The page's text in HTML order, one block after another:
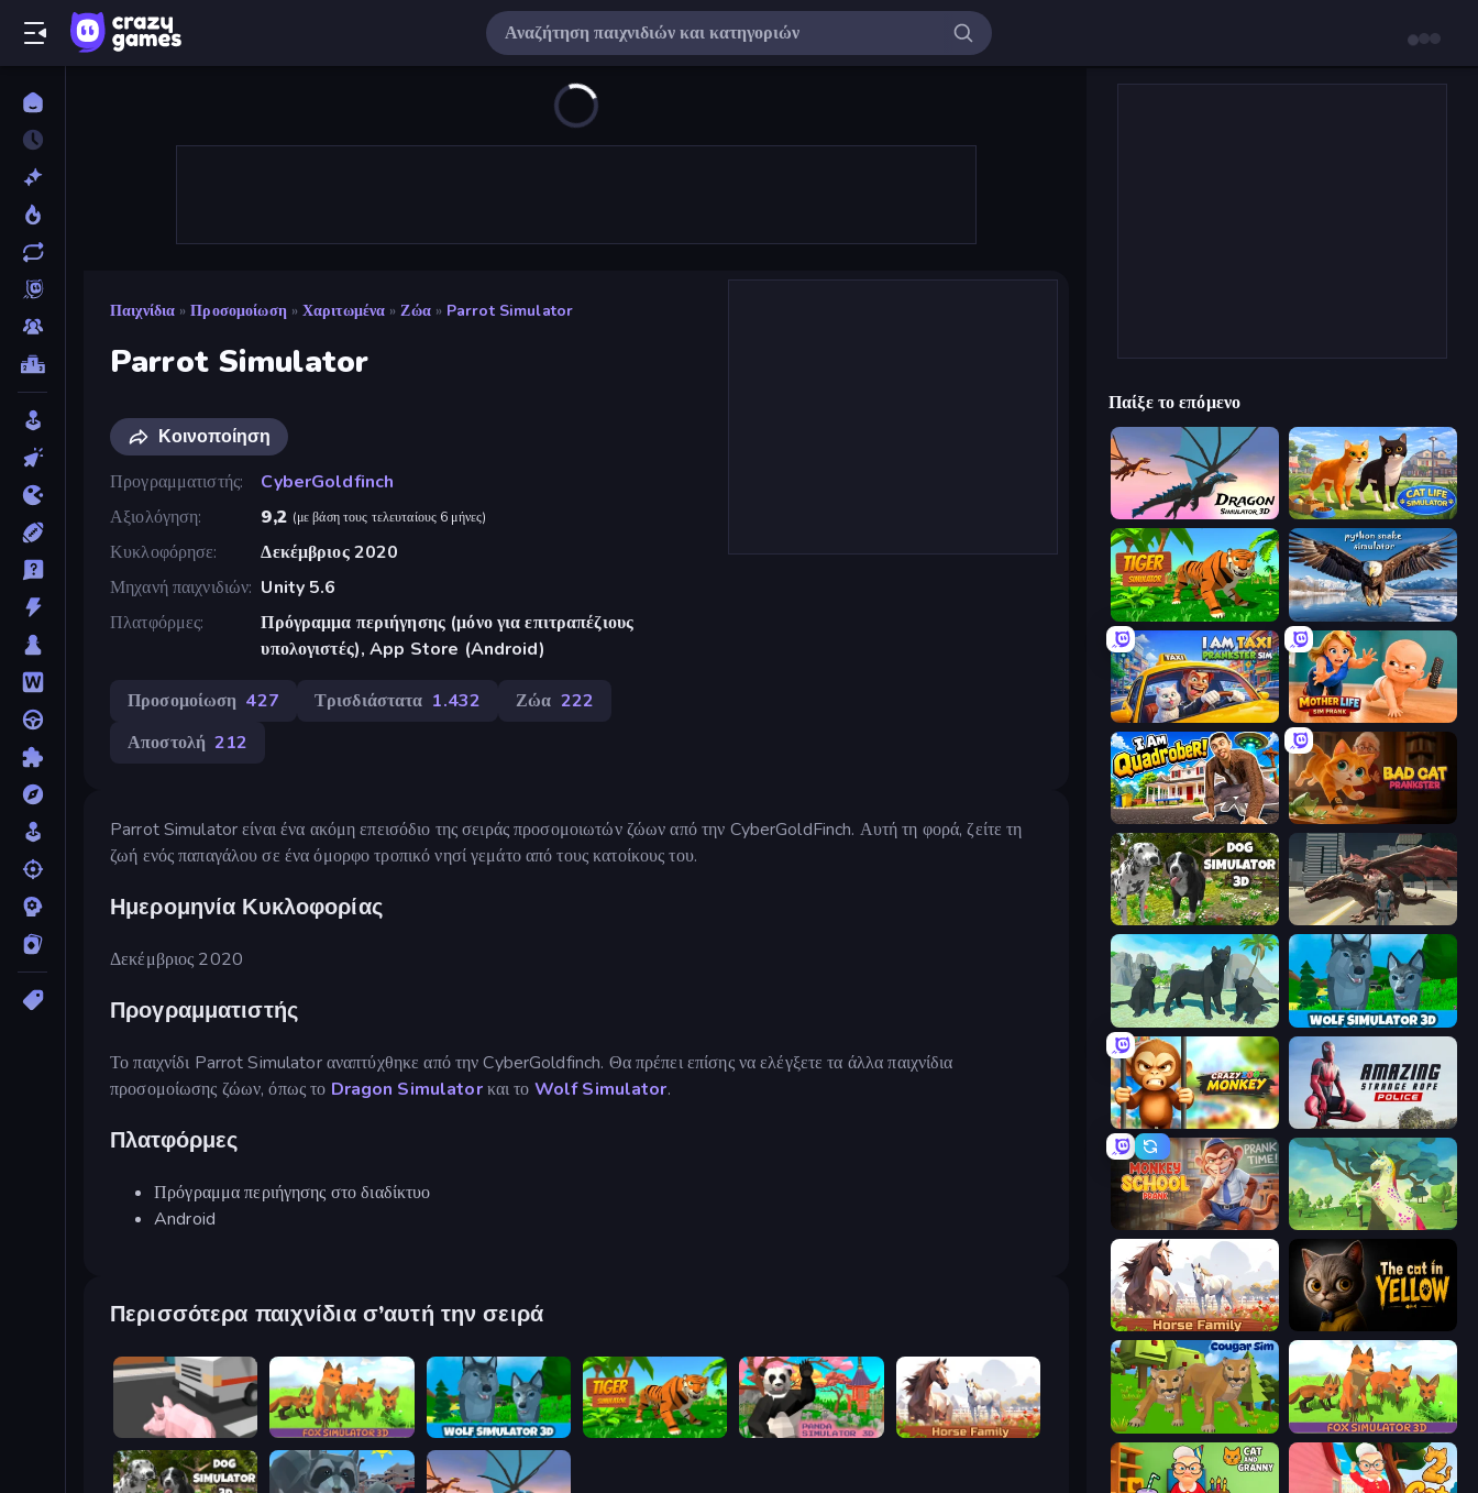
Παιχνίδια » Προσομοίωση » Χαριτωμένα » Ζώα » Parrot Simulator
Parrot Simulator
Κοινοποίηση
Προγραμματιστής
CyberGoldfinch
Αξιολόγηση
9,2 (με βάση τους τελευταίους 6 μήνες)
Κυκλοφόρησε
Δεκέμβριος 2020
Μηχανή παιχνιδιών Unity 5.6
Πλατφόρμες
Πρόγραμμα περιήγησης (μόνο για επιτραπέζιους
υπολογιστές), App Store (Android)
Προσομοίωση 427 Τρισδιάστατα 1.432 Ζώα 222
Αποστολή 212
Parrot Simulator είναι ένα ακόμη επεισόδιο της σειράς προσομοιωτών ζώων από την CyberGoldFinch. Αυτή τη φορά, ζείτε τη
ζωή ενός παπαγάλου σε ένα όμορφο τροπικό νησί γεμάτο από τους κατοίκους του.
Ημερομηνία Κυκλοφορίας
Δεκέμβριος 2020
Προγραμματιστής
Το παιχνίδι Parrot Simulator αναπτύχθηκε από την CyberGoldfinch. Θα πρέπει επίσης να ελέγξετε τα άλλα παιχνίδια
προσομοίωσης ζώων, όπως το Dragon Simulatorκαι το Wolf Simulator.
Πλατφόρμες
Πρόγραμμα περιήγησης στο διαδίκτυο
Android
Περισσότερα παιχνίδια σ’αυτή την σειρά
Crazy Pig Simulator Fox Simulator 3D Wolf Simulator: Wild Animals 3D Tiger Simulator 3D Panda Simulator 3D Horse Simulator 3D
Παίξε το επόμενο
Dragon Simulator 3D Cat Life Simulator 3D
Tiger Simulator 3D Python Snake Simulator
I Am Taxi Prankster Sim Mother Life Simulator: Prank
I Am Quadrober! Bad Cat Prankster
Dog Simulator 3D Dragon Vice City
Panther Family Simulator 3D Wolf Simulator: Wild Animals 3D
Crazy Zoo Monkey Amazing Strange Rope Police
Monkey School Prank Unicorn Family Simulator Magic World
Horse Simulator 3D The Cat in Yellow
Cougar Simulator: Big Cats Fox Simulator 3D